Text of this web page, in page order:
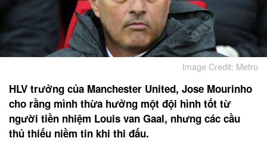
Image Credit: Metro
HLV trưởng của Manchester United, Jose Mourinho
cho rằng mình thừa hưởng một đội hình tốt từ
người tiền nhiệm Louis van Gaal, nhưng các cầu
thủ thiếu niềm tin khi thi đấu.